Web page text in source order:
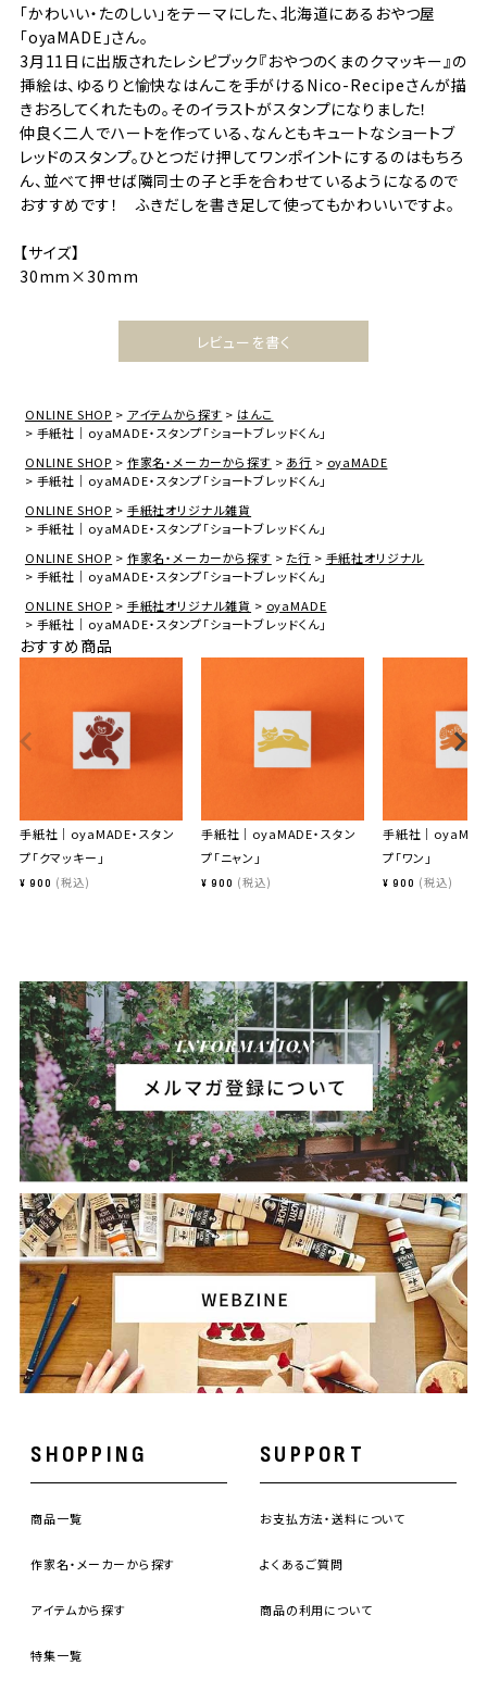
「かわいい・たのしい」をテーマにした、北海道にあるおやつ屋
「oyaMADE」さん。
3月11日に出版されたレシピブック『おやつのくまのクマッキー』の
挿絵は、ゆるりと愉快なはんこを手がけるNico-Recipeさんが描
きおろしてくれたもの。そのイラストがスタンプになりました！
仲良く二人でハートを作っている、なんともキュートなショートブ
レッドのスタンプ。ひとつだけ押してワンポイントにするのはもちろ
ん、並べて押せば隣同士の子と手を合わせているようになるので
おすすめです！ ふきだしを書き足して使ってもかわいいですよ。
【サイズ】
30mm×30mm
レビューを書く
ONLINE SHOP アイテムから探す
はんこ
手紙社｜oyaMADE・スタンプ「ショートブレッドくん」
ONLINE SHOP
作家名・メーカーから探す あ行
oyaMADE
手紙社｜oyaMADE・スタンプ「ショートブレッドくん」
ONLINE SHOP
手紙社オリジナル雑貨
手紙社｜oyaMADE・スタンプ「ショートブレッドくん」
ONLINE SHOP
作家名・メーカーから探す た行
手紙社オリジナル
手紙社｜oyaMADE・スタンプ「ショートブレッドくん」
ONLINE SHOP
手紙社オリジナル雑貨
oyaMADE
手紙社｜oyaMADE・スタンプ「ショートブレッドくん」
おすすめ商品
手紙社｜oyaMADE・スタン
プ「クマッキー」
¥ 900 税込
手紙社｜oyaMADE・スタン
プ「ニャン」
¥ 900 税込
手紙社｜
プ「ワン」
¥ 900 税込
SHOPPING
商品一覧
作家名・メーカーから探す
アイテムから探す
特集一覧
SUPPORT
お支払方法・送料について
よくあるご質問
商品の利用について